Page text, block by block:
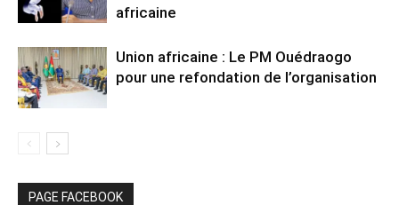
africaine
Union africaine : Le PM Ouédraogo
pour une refondation de l’organisation
PAGE FACEBOOK